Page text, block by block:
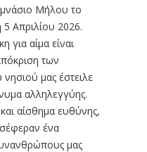
Μήλου το
5 Απριλίου 2026.
για αίμα είναι
των
μας έστειλε
αλληλεγγύης.
αίσθημα ευθύνης,
ένα
μας